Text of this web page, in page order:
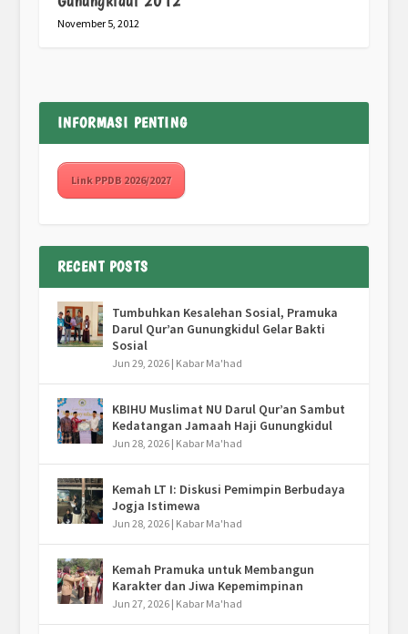
November 5, 2012
INFORMASI PENTING
Link PPDB 2026/2027
RECENT POSTS
Tumbuhkan Kesalehan Sosial, Pramuka
Darul Qur’an Gunungkidul Gelar Bakti
Sosial
Jun 29, 2026| Kabar Ma'had
KBIHU Muslimat NU Darul Qur’an Sambut
Kedatangan Jamaah Haji Gunungkidul
Jun 28, 2026| Kabar Ma'had
Kemah LT I: Diskusi Pemimpin Berbudaya
Jogja Istimewa
Jun 28, 2026| Kabar Ma'had
Kemah Pramuka untuk Membangun
Karakter dan Jiwa Kepemimpinan
Jun 27, 2026| Kabar Ma'had